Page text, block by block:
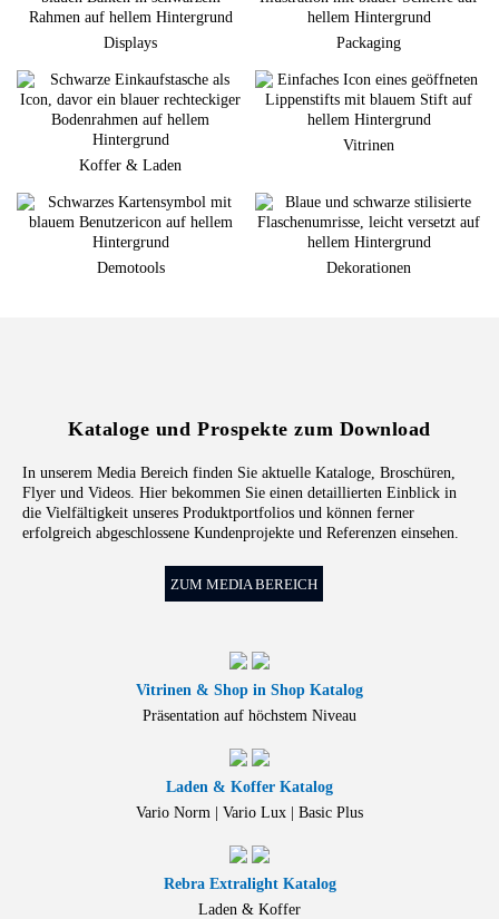
Displays Packaging
Koffer & Laden
Vitrinen
Demotools Dekorationen
Kataloge und Prospekte zum Download
In unserem Media Bereich finden Sie aktuelle Kataloge, Broschüren,
Flyer und Videos. Hier bekommen Sie einen detaillierten Einblick in
die Vielfältigkeit unseres Produktportfolios und können ferner
erfolgreich abgeschlossene Kundenprojekte und Referenzen einsehen.
ZUM MEDIA BEREICH
Vitrinen & Shop in Shop Katalog
Präsentation auf höchstem Niveau
Laden & Koffer Katalog
Vario Norm | Vario Lux | Basic Plus
Rebra Extralight Katalog
Laden & Koffer